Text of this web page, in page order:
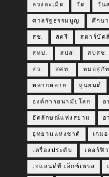
ล่วงละเมิด วัด วัน
ศาลรัฐธรรมนูญ ศึกษ
สช. สตรี สตาร์บัคส์
สทป. สปส. สปสช.
สว. สศท. หมอสุภั
หลากหลาย หุ่นยนต์
องค์การอนามัยโลก อ
อัตลักษณ์แห่งสยาม อ
อุทยานแห่งชาติ เกม
เครื่องประดับ เคอร์ฟิว
เจแอนด์ที เอ็กซ์เพรส